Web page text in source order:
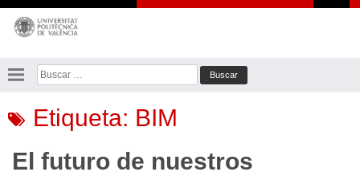
Saltar
contenido
Buscar:
Etiqueta: BIM
El futuro de nuestros